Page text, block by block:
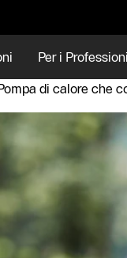
Per i
di calore che